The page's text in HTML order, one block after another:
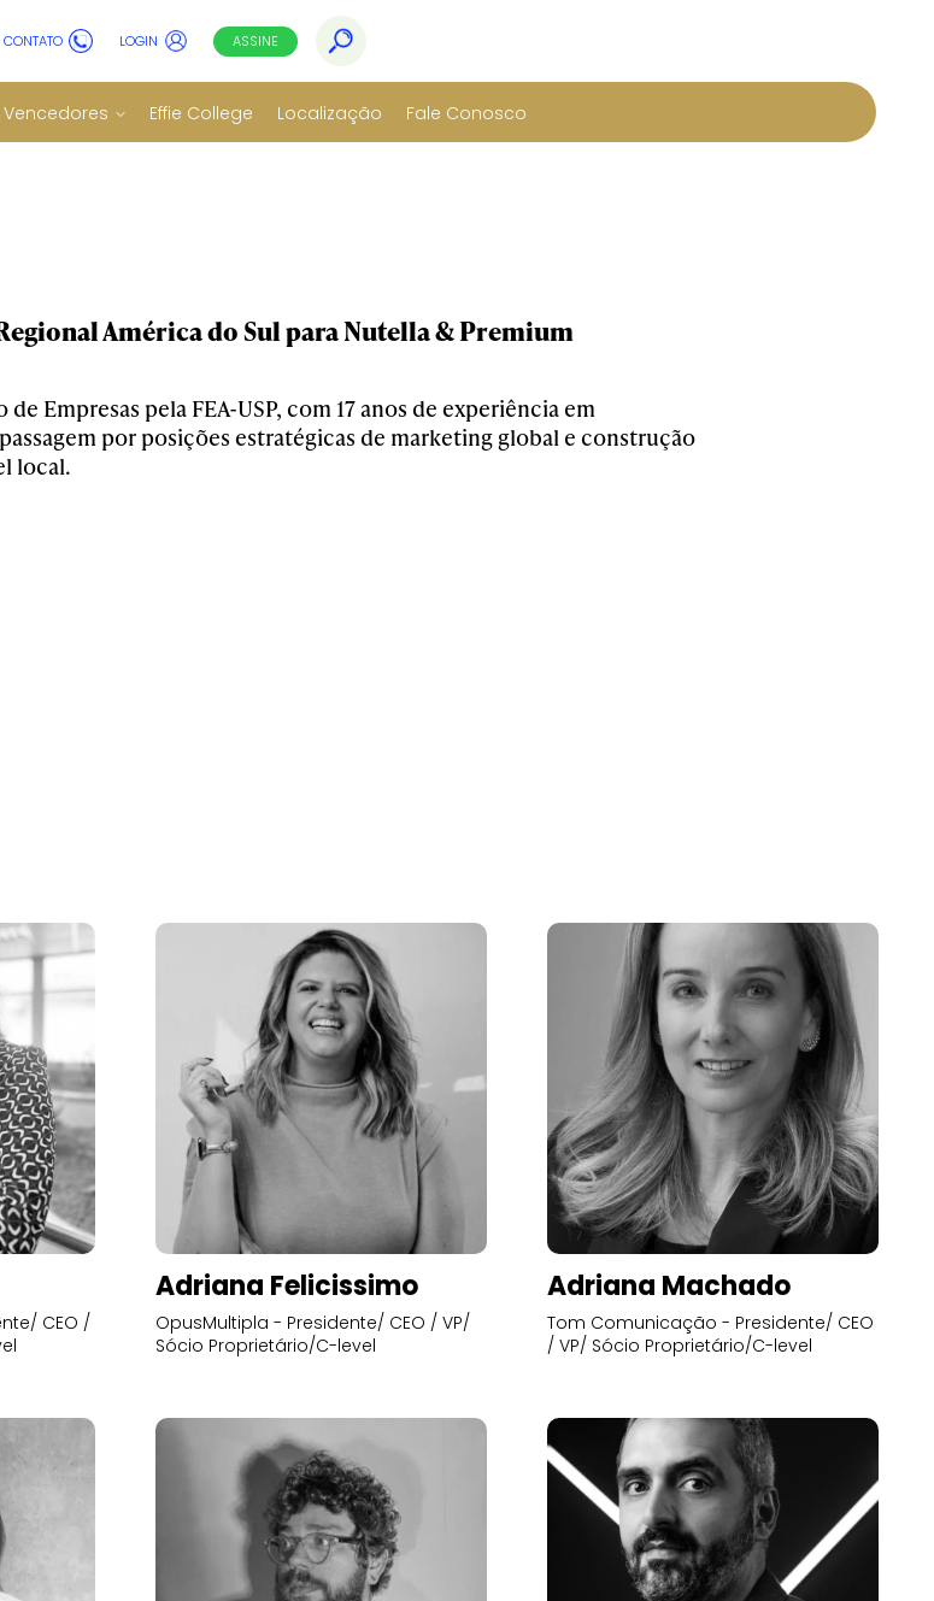
CONTATO LOGIN ASSINE
Vencedores Effie College Localização Fale Conosco
América do Sul para Nutella & Premium
Empresas pela FEA-USP, com 17 anos de experiência em
por posições estratégicas de marketing global e construção
local.
CEO /
Adriana Felicissimo
OpusMultipla - Presidente/ CEO / VP/
Sócio Proprietário/C-level
Adriana Machado
Tom Comunicação - Presidente/ CEO
/ VP/ Sócio Proprietário/C-level